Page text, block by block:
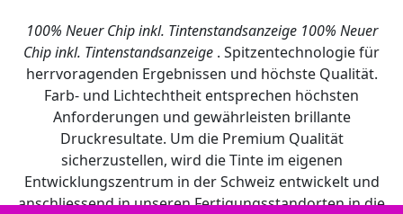
100% Neuer Chip inkl. Tintenstandsanzeige 100% Neuer
Chip inkl. Tintenstandsanzeige . Spitzentechnologie für
herrvoragenden Ergebnissen und höchste Qualität.
Farb- und Lichtechtheit entsprechen höchsten
Anforderungen und gewährleisten brillante
Druckresultate. Um die Premium Qualität
sicherzustellen, wird die Tinte im eigenen
Entwicklungszentrum in der Schweiz entwickelt und
anschliessend in unseren Fertigungsstandorten in die